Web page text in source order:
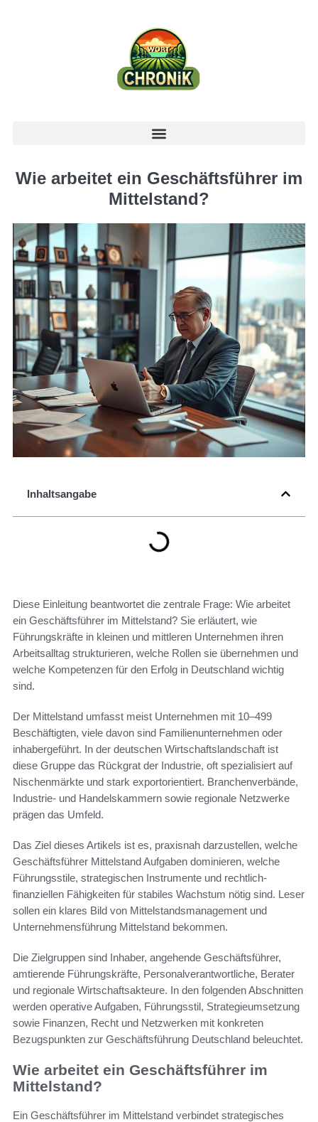
Wie arbeitet ein Geschäftsführer im
Mittelstand?
Inhaltsangabe
Diese Einleitung beantwortet die zentrale Frage: Wie arbeitet
ein Geschäftsführer im Mittelstand? Sie erläutert, wie
Führungskräfte in kleinen und mittleren Unternehmen ihren
Arbeitsalltag strukturieren, welche Rollen sie übernehmen und
welche Kompetenzen für den Erfolg in Deutschland wichtig
sind.
Der Mittelstand umfasst meist Unternehmen mit 10–499
Beschäftigten, viele davon sind Familienunternehmen oder
inhabergeführt. In der deutschen Wirtschaftslandschaft ist
diese Gruppe das Rückgrat der Industrie, oft spezialisiert auf
Nischenmärkte und stark exportorientiert. Branchenverbände,
Industrie- und Handelskammern sowie regionale Netzwerke
prägen das Umfeld.
Das Ziel dieses Artikels ist es, praxisnah darzustellen, welche
Geschäftsführer Mittelstand Aufgaben dominieren, welche
Führungsstile, strategischen Instrumente und rechtlich-
finanziellen Fähigkeiten für stabiles Wachstum nötig sind. Leser
sollen ein klares Bild von Mittelstandsmanagement und
Unternehmensführung Mittelstand bekommen.
Die Zielgruppen sind Inhaber, angehende Geschäftsführer,
amtierende Führungskräfte, Personalverantwortliche, Berater
und regionale Wirtschaftsakteure. In den folgenden Abschnitten
werden operative Aufgaben, Führungsstil, Strategieumsetzung
sowie Finanzen, Recht und Netzwerken mit konkreten
Bezugspunkten zur Geschäftsführung Deutschland beleuchtet.
Wie arbeitet ein Geschäftsführer im
Mittelstand?
Ein Geschäftsführer im Mittelstand verbindet strategisches